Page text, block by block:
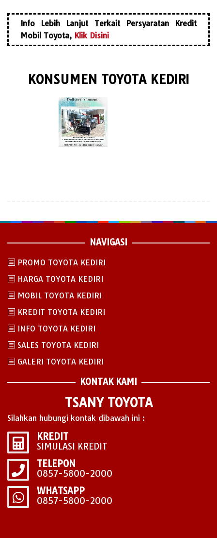
Info Lebih Lanjut Terkait Persyaratan Kredit
Mobil Toyota, Klik Disini
KONSUMEN TOYOTA KEDIRI
NAVIGASI
PROMO TOYOTA KEDIRI
HARGA TOYOTA KEDIRI
MOBIL TOYOTA KEDIRI
KREDIT TOYOTA KEDIRI
INFO TOYOTA KEDIRI
SALES TOYOTA KEDIRI
GALERI TOYOTA KEDIRI
KONTAK KAMI
TSANY TOYOTA
Silahkan hubungi kontak dibawah ini :
KREDIT
SIMULASI KREDIT
TELEPON
0857-5800-2000
WHATSAPP
0857-5800-2000